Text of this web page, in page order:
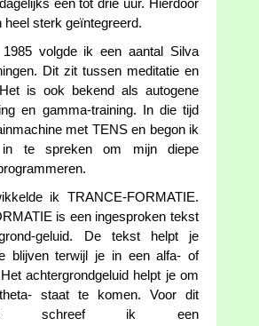
een tot drie uur. Hierdoor
heel sterk geïntegreerd.
volgde ik een aantal Silva
Dit zit tussen meditatie en
is ook bekend als autogene
en gamma-training. In die tijd
met TENS en begon ik
in te spreken om mijn diepe
ik TRANCE-FORMATIE.
is een ingesproken tekst
geluid. De tekst helpt je
blijven terwijl je in een alfa- of
achtergrondgeluid helpt je om
staat te komen. Voor dit
schreef ik een